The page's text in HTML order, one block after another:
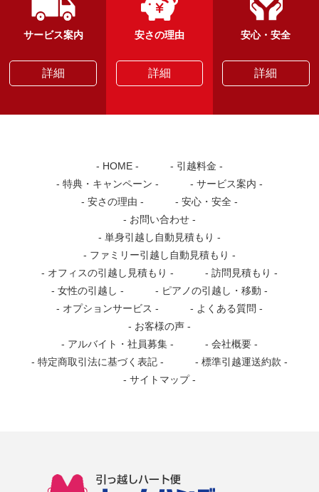
サービス案内
詳細
安さの理由
詳細
安心・安全
詳細
HOME
引越料金
特典・キャンペーン
サービス案内
安さの理由
安心・安全
お問い合わせ
単身引越し自動見積もり
ファミリー引越し自動見積もり
オフィスの引越し見積もり
訪問見積もり
女性の引越し
ピアノの引越し・移動
オプションサービス
よくある質問
お客様の声
アルバイト・社員募集
会社概要
特定商取引法に基づく表記
標準引越運送約款
サイトマップ